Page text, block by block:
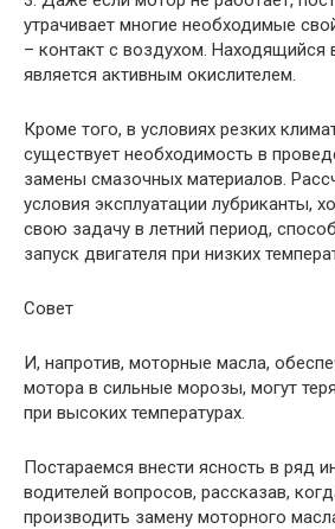
утрачивает многие необходимые
– контакт с воздухом. Находящийся
является активным окислителем.
Кроме того, в условиях резких
существует необходимость в
замены смазочных материалов.
условия эксплуатации лубриканты,
свою задачу в летний период,
запуск двигателя при низких
Совет
И, напротив, моторные масла,
мотора в сильные морозы, могут
при высоких температурах.
Постараемся внести ясность в ряд
водителей вопросов, рассказав,
производить замену моторного